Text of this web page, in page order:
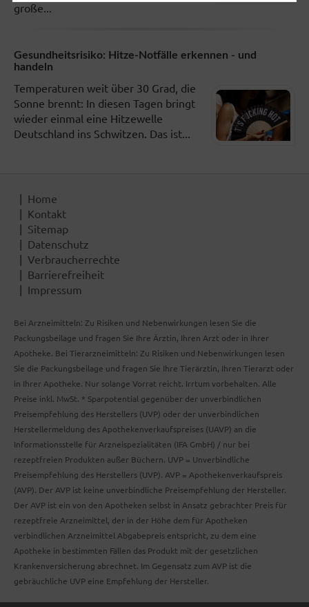
große...
Gesundheitsrisiko: Hitze-Notfälle erkennen - und
handeln
Temperaturen weit über 30 Grad, die
Sonne brennt: In diesen Tagen bringt
wieder einmal eine Hitzewelle
Deutschland ins Schwitzen. Das ist...
Home
Kontakt
Sitemap
Datenschutz
Verbraucherrechte
Barrierefreiheit
Impressum
Bei Arzneimitteln: Zu Risiken und Nebenwirkungen lesen Sie die
Packungsbeilage und fragen Sie Ihre Ärztin, Ihren Arzt oder in Ihrer
Apotheke. Bei Tierarzneimitteln: Zu Risiken und Nebenwirkungen lesen
Sie die Packungsbeilage und fragen Sie Ihre Tierärztin, Ihren Tierarzt oder
in Ihrer Apotheke. Nur solange Vorrat reicht. Irrtum vorbehalten. Alle
Preise inkl. MwSt. * Sparpotential gegenüber der unverbindlichen
Preisempfehlung des Herstellers (UVP) oder der unverbindlichen
Herstellermeldung des Apothekenverkaufspreises (UAVP) an die
Informationsstelle für Arzneispezialitäten (IFA GmbH) / nur bei
rezeptfreien Produkten außer Büchern. UVP = Unverbindliche
Preisempfehlung des Herstellers (UVP). AVP = Apothekenverkaufspreis
(AVP). Der AVP ist keine unverbindliche Preisempfehlung der Hersteller.
Der AVP ist ein von den Apotheken selbst in Ansatz gebrachter Preis für
rezeptfreie Arzneimittel, der in der Höhe dem für Apotheken
verbindlichen Arzneimittel Abgabepreis entspricht, zu dem eine
Apotheke in bestimmten Fällen das Produkt mit der gesetzlichen
Krankenversicherung abrechnet. Im Gegensatz zum AVP ist die
gebräuchliche UVP eine Empfehlung der Hersteller.